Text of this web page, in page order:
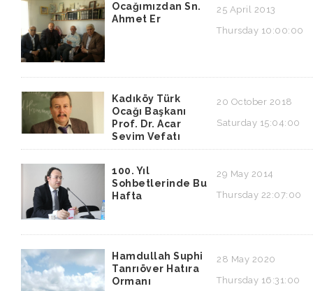
Ocağımızdan Sn.
Ahmet Er
25 April 2013
Thursday 10:00:00
Kadıköy Türk
Ocağı Başkanı
Prof. Dr. Acar
Sevim Vefatı
20 October 2018
Saturday 15:04:00
100. Yıl
Sohbetlerinde Bu
Hafta
29 May 2014
Thursday 22:07:00
Hamdullah Suphi
Tanrıöver Hatıra
Ormanı
28 May 2020
Thursday 16:31:00